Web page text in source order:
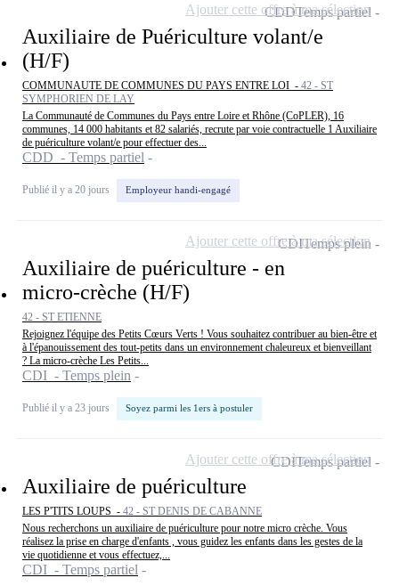
Auxiliaire de Puériculture volant/e
(H/F)
COMMUNAUTE DE COMMUNES DU PAYS ENTRE LOI - 42 - ST
SYMPHORIEN DE LAY
La Communauté de Communes du Pays entre Loire et Rhône (CoPLER), 16
communes, 14 000 habitants et 82 salariés, recrute par voie contractuelle 1 Auxiliaire
de puériculture volant/e pour effectuer des...
CDD - Temps partiel
Publié il y a 20 jours Employeur handi-engagé
CDDTemps partiel
Ajouter cette offre à ma sélection
Auxiliaire de puériculture - en
micro-crèche (H/F)
42 - ST ETIENNE
Rejoignez l'équipe des Petits Cœurs Verts ! Vous souhaitez contribuer au bien-être et
à l'épanouissement des tout-petits dans un environnement chaleureux et bienveillant
? La micro-crèche Les Petits...
CDI - Temps plein
Publié il y a 23 jours Soyez parmi les 1ers à postuler
CDITemps plein
Ajouter cette offre à ma sélection
Auxiliaire de puériculture
LES P'TITS LOUPS - 42 - ST DENIS DE CABANNE
Nous recherchons un auxiliaire de puériculture pour notre micro crèche. Vous
réalisez la prise en charge d'enfants , vous guidez les enfants dans les gestes de la
vie quotidienne et vous effectuez,...
CDI - Temps partiel
CDITemps partiel
Ajouter cette offre à ma sélection